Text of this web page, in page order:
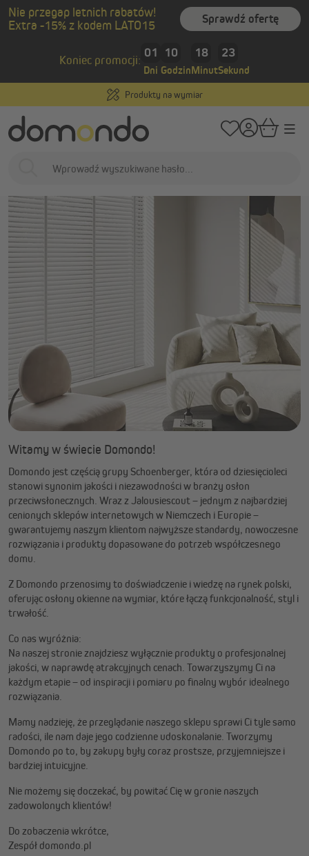
zawartości
Nie przegap letnich rabatów!
Extra -15% z kodem LATO15
Sprawdź ofertę
Koniec promocji: 01
Dni
10
Godzin
18
Minut
22
Sekund
Produkty na wymiar
Strona główna Kim jesteśmy / Dlaczego warto wybrać Domondo
Dlaczego warto nam
zaufać?
Witamy w świecie Domondo!
Domondo jest częścią grupy Schoenberger, która od dziesięcioleci
stanowi synonim jakości i niezawodności w branży osłon
przeciwsłonecznych. Wraz z Jalousiescout – jednym z najbardziej
cenionych sklepów internetowych w Niemczech i Europie –
gwarantujemy naszym klientom najwyższe standardy, nowoczesne
rozwiązania i produkty dopasowane do potrzeb współczesnego
domu.
Z Domondo przenosimy to doświadczenie i wiedzę na rynek polski,
oferując osłony okienne na wymiar, które łączą funkcjonalność, styl i
trwałość.
Co nas wyróżnia:
Na naszej stronie znajdziesz wyłącznie produkty o profesjonalnej
jakości, w naprawdę atrakcyjnych cenach. Towarzyszymy Ci na
każdym etapie – od inspiracji i pomiaru po finalny wybór idealnego
rozwiązania.
Mamy nadzieję, że przeglądanie naszego sklepu sprawi Ci tyle samo
radości, ile nam daje jego codzienne udoskonalanie. Tworzymy
Domondo po to, by zakupy były coraz prostsze, przyjemniejsze i
bardziej intuicyjne.
Nie możemy się doczekać, by powitać Cię w gronie naszych
zadowolonych klientów!
Do zobaczenia wkrótce,
Zespół domondo.pl